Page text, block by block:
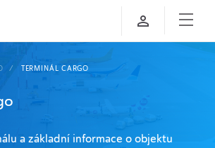
TERMINÁL CARGO
a základní informace o objektu